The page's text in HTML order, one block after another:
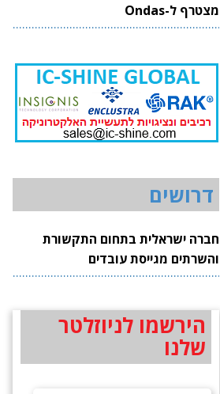
מצטרף ל-Ondas
דרושים
חברה ישראלית בתחום התקשורת
והשרתים מגייסת עובדים
הירשמו לניוזלטר
שלנו